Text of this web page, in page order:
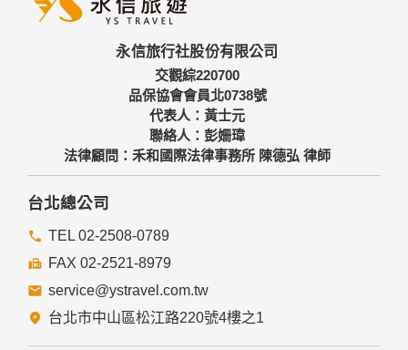
永信旅行社股份有限公司
交觀綜220700
品保協會會員北0738號
代表人：黃士元
聯絡人：彭姍瑋
法律顧問：禾和國際法律事務所 陳德弘 律師
台北總公司
TEL 02-2508-0789
FAX 02-2521-8979
service@ystravel.com.tw
台北市中山區松江路220號4樓之1